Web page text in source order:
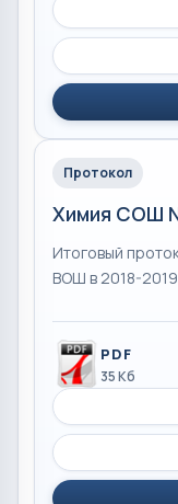
Протокол
Химия СОШ
Итоговый
ВОШ в 2018-2019
PDF
35 Кб